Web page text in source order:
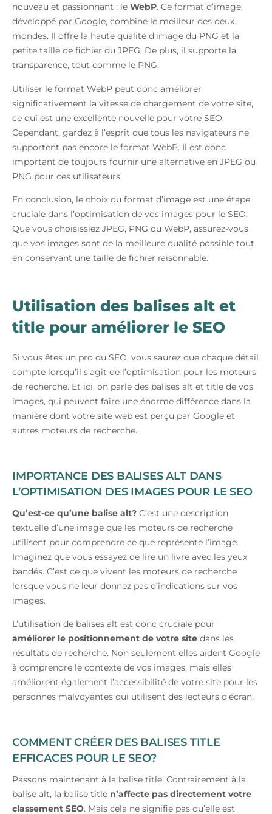
nouveau et passionnant : le WebP. Ce format d’image,
développé par Google, combine le meilleur des deux
mondes. Il offre la haute qualité d’image du PNG et la
petite taille de fichier du JPEG. De plus, il supporte la
transparence, tout comme le PNG.
Utiliser le format WebP peut donc améliorer
significativement la vitesse de chargement de votre site,
ce qui est une excellente nouvelle pour votre SEO.
Cependant, gardez à l’esprit que tous les navigateurs ne
supportent pas encore le format WebP. Il est donc
important de toujours fournir une alternative en JPEG ou
PNG pour ces utilisateurs.
En conclusion, le choix du format d’image est une étape
cruciale dans l’optimisation de vos images pour le SEO.
Que vous choisissiez JPEG, PNG ou WebP, assurez-vous
que vos images sont de la meilleure qualité possible tout
en conservant une taille de fichier raisonnable.
Utilisation des balises alt et
title pour améliorer le SEO
Si vous êtes un pro du SEO, vous saurez que chaque détail
compte lorsqu’il s’agit de l’optimisation pour les moteurs
de recherche. Et ici, on parle des balises alt et title de vos
images, qui peuvent faire une énorme différence dans la
manière dont votre site web est perçu par Google et
autres moteurs de recherche.
IMPORTANCE DES BALISES ALT DANS
L’OPTIMISATION DES IMAGES POUR LE SEO
Qu’est-ce qu’une balise alt? C’est une description
textuelle d’une image que les moteurs de recherche
utilisent pour comprendre ce que représente l’image.
Imaginez que vous essayez de lire un livre avec les yeux
bandés. C’est ce que vivent les moteurs de recherche
lorsque vous ne leur donnez pas d’indications sur vos
images.
L’utilisation de balises alt est donc cruciale pour
améliorer le positionnement de votre site dans les
résultats de recherche. Non seulement elles aident Google
à comprendre le contexte de vos images, mais elles
améliorent également l’accessibilité de votre site pour les
personnes malvoyantes qui utilisent des lecteurs d’écran.
COMMENT CRÉER DES BALISES TITLE
EFFICACES POUR LE SEO?
Passons maintenant à la balise title. Contrairement à la
balise alt, la balise title n’affecte pas directement votre
classement SEO. Mais cela ne signifie pas qu’elle est